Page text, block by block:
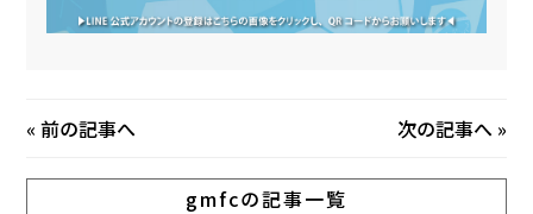
«前の記事へ 次の記事へ »
gmfcの記事一覧